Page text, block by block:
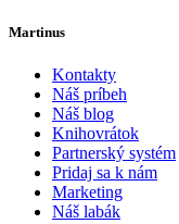
Martinus
Kontakty
Náš príbeh
Náš blog
Knihovrátok
Partnerský systém
Pridaj sa k nám
Marketing
Náš labák